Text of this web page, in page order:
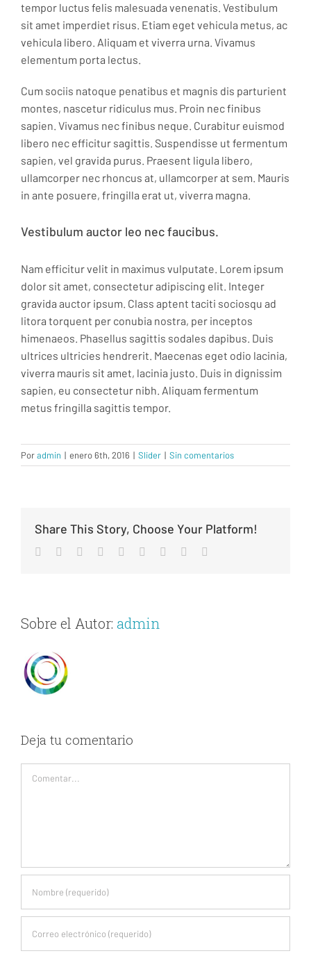
tempor luctus felis malesuada venenatis. Vestibulum
sit amet imperdiet risus. Etiam eget vehicula metus, ac
vehicula libero. Aliquam et viverra urna. Vivamus
elementum porta lectus.
Cum sociis natoque penatibus et magnis dis parturient
montes, nascetur ridiculus mus. Proin nec finibus
sapien. Vivamus nec finibus neque. Curabitur euismod
libero nec efficitur sagittis. Suspendisse ut fermentum
sapien, vel gravida purus. Praesent ligula libero,
ullamcorper nec rhoncus at, ullamcorper at sem. Mauris
in ante posuere, fringilla erat ut, viverra magna.
Vestibulum auctor leo nec faucibus.
Nam efficitur velit in maximus vulputate. Lorem ipsum
dolor sit amet, consectetur adipiscing elit. Integer
gravida auctor ipsum. Class aptent taciti sociosqu ad
litora torquent per conubia nostra, per inceptos
himenaeos. Phasellus sagittis sodales dapibus. Duis
ultrices ultricies hendrerit. Maecenas eget odio lacinia,
viverra mauris sit amet, lacinia justo. Duis in dignissim
sapien, eu consectetur nibh. Aliquam fermentum
metus fringilla sagittis tempor.
Poradmin | enero 6th, 2016 | Slider | Sin comentarios
Share This Story, Choose Your Platform!
facebook
twitter linkedinreddit whatsapp
tumblr pinterest
Sobre el Autor: admin
Deja tu comentario